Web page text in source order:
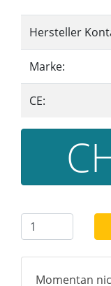
Hersteller
Marke:
CE:
Momentan